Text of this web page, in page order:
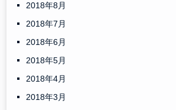
2018年8月
2018年7月
2018年6月
2018年5月
2018年4月
2018年3月